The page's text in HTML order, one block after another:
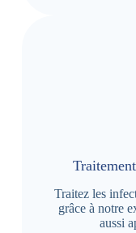
Traitez les
grâce à notre
aussi